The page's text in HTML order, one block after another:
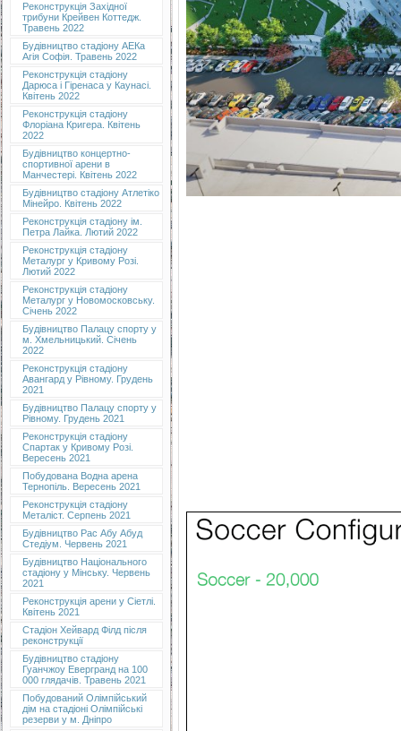
Реконструкція Західної
трибуни Крейвен Коттедж.
Травень 2022
Будівництво стадіону АЕКа
Агія Софія. Травень 2022
Реконструкція стадіону
Дарюса і Гіренаса у Каунасі.
Квітень 2022
Реконструкція стадіону
Флоріана Кригера. Квітень
2022
Будівництво концертно-
спортивної арени в
Манчестері. Квітень 2022
Будівництво стадіону Атлетіко
Мінейро. Квітень 2022
Реконструкція стадіону ім.
Петра Лайка. Лютий 2022
Реконструкція стадіону
Металург у Кривому Розі.
Лютий 2022
Реконструкція стадіону
Металург у Новомосковську.
Січень 2022
Будівництво Палацу спорту у
м. Хмельницький. Січень
2022
Реконструкція стадіону
Авангард у Рівному. Грудень
2021
Будівництво Палацу спорту у
Рівному. Грудень 2021
Реконструкція стадіону
Спартак у Кривому Розі.
Вересень 2021
Побудована Водна арена
Тернопіль. Вересень 2021
Реконструкція стадіону
Металіст. Серпень 2021
Будівництво Рас Абу Абуд
Стедіум. Червень 2021
Будівництво Національного
стадіону у Мінську. Червень
2021
Реконструкція арени у Сіетлі.
Квітень 2021
Стадіон Хейвард Філд після
реконструкції
Будівництво стадіону
Гуанчжоу Евергранд на 100
000 глядачів. Травень 2021
Побудований Олімпійський
дім на стадіоні Олімпійські
резерви у м. Дніпро